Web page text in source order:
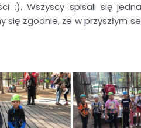
:). Wszyscy spisali się
się zgodnie, że w przyszłym